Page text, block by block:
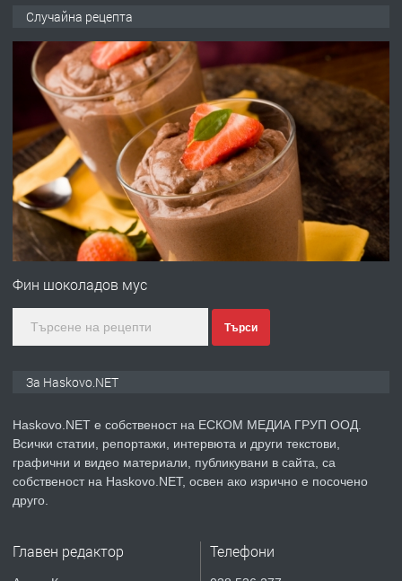
градската градина!
преди 2 дни
ПРЕДЛАГА
ПРОСТОРЕН ТРИСТАЕН
АПАРТАМЕНТ В НОВА СГРАДА КВ.
КУБА
преди 2 дни
ПРЕДЛАГА
Продавам парцел в гр. Хасково кв.
асфалт 0889 537 426
преди 2 дни
ПРЕДЛАГА
№4119 Едностаен обзаведен
Случайна рецепта
Фин шоколадов мус
Търси
За Haskovo.NET
Haskovo.NET е собственост на ЕСКОМ МЕДИА ГРУП ООД.
Всички статии, репортажи, интервюта и други текстови,
графични и видео материали, публикувани в сайта, са
собственост на Haskovo.NET, освен ако изрично е посочено
друго.
Главен редактор Телефони